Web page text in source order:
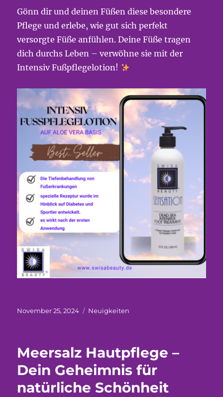
Gönn dir und deinen Füßen diese besondere
Pflege und erlebe, wie gut sich perfekt
versorgte Füße anfühlen. Deine Füße tragen
dich durchs Leben – verwöhne sie mit der
Intensiv Fußpflegelotion!
Veröffentlicht
November 25, 2024 Kategorien
Neuigkeiten
Meersalz Hautpflege –
Dein Geheimnis für
natürliche Schönheit